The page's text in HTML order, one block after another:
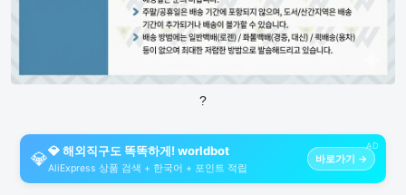
?
AD
💎💎 해외직구도 똑똑하게! worldbot
AliExpress 상품 검색 + 한국어 + 포인트 적립
바로가기 →